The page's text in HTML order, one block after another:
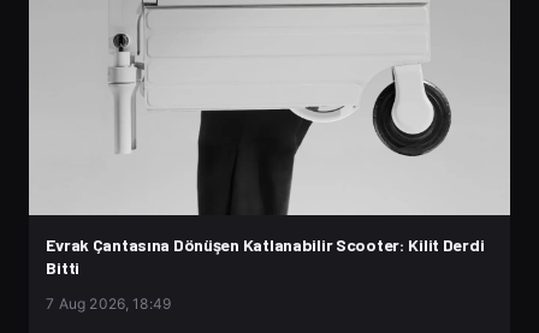
Evrak Çantasına Dönüşen Katlanabilir Scooter: Kilit Derdi
Bitti
7 Aug 2026, 18:49